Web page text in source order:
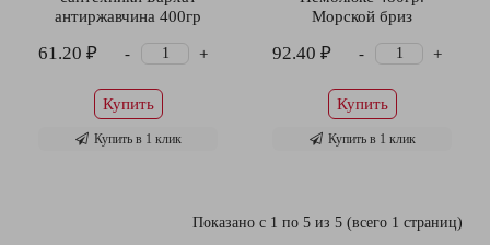
антиржавчина 400гр
61.20 ₽ +
-
Купить
Купить в 1 клик
Морской бриз
92.40 ₽ +
-
Купить
Купить в 1 клик
Показано с 1 по 5 из 5 (всего 1 страниц)